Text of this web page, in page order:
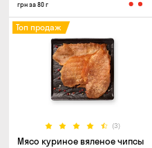
грн за 80 г
(3)
Топ продаж
Мясо куриное вяленое чипсы